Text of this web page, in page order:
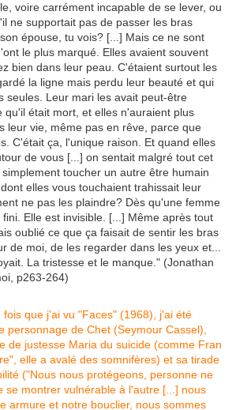
voire carrément incapable de se lever, ou
ne supportait pas de passer les bras
épouse, tu vois? [...] Mais ce ne sont
le plus marqué. Elles avaient souvent
bien dans leur peau. C'étaient surtout les
la ligne mais perdu leur beauté et qui
seules. Leur mari les avait peut-être
qu'il était mort, et elles n'auraient plus
leur vie, même pas en rêve, parce que
C'était ça, l'unique raison. Et quand elles
de vous [...] on sentait malgré tout cet
toucher un autre être humain
elles vous touchaient trahissait leur
ne pas les plaindre? Dès qu'une femme
Elle est invisible. [...] Même après tout
oublié ce que ça faisait de sentir les bras
de moi, de les regarder dans les yeux et...
La tristesse et le manque." (Jonathan
p263-264)